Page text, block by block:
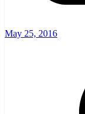
May 25, 2016